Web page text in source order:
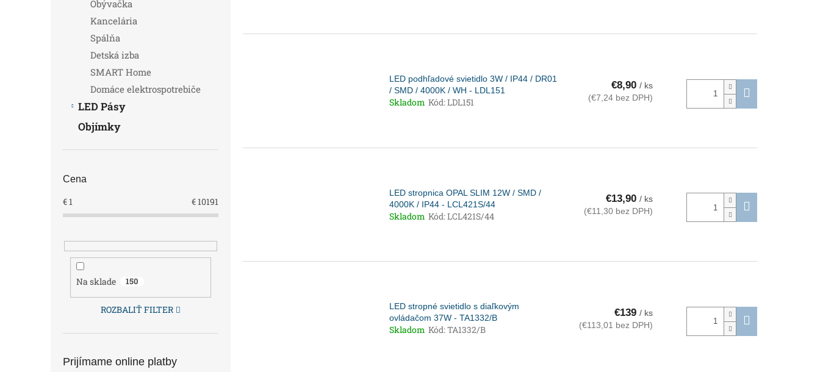
Obývačka
Kancelária
Spálňa
Detská izba
SMART Home
Domáce elektrospotrebiče
LED Pásy
Objímky
Cena
€1 €10191
Na sklade 150
ROZBALIŤ FILTER
Prijímame online platby
LED podhľadové svietidlo 3W / IP44 / DR01
/ SMD / 4000K / WH - LDL151
Skladom Kód:LDL151
€8,90/ ks
(€7,24 bez DPH)
LED stropnica OPAL SLIM 12W / SMD /
4000K / IP44 - LCL421S/44
Skladom Kód:LCL421S/44
€13,90/ ks
(€11,30 bez DPH)
LED stropné svietidlo s diaľkovým
ovládačom 37W - TA1332/B
Skladom Kód:TA1332/B
€139/ ks
(€113,01 bez DPH)